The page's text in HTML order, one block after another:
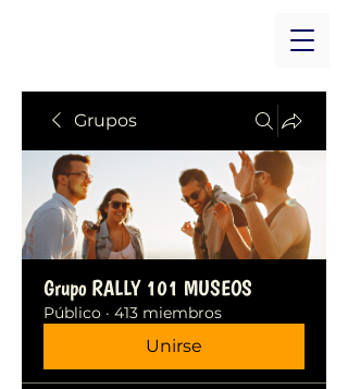
Grupos
Grupo RALLY 101 MUSEOS
Público · 413 miembros
Unirse